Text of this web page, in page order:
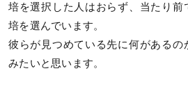
培を選択した人はおらず、当たり前
培を選んでいます。
彼らが見つめている先に何があるの
みたいと思います。